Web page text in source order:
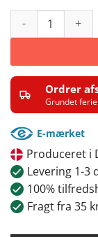
Geometrisk glimt
Ordrer
Grundet
E-mærket
Produceret i
Levering 1-3
100%
Fragt fra 35